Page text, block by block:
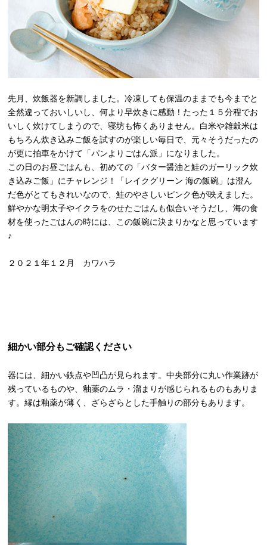
先月、炊飯器を新調しました。冷凍しても保温のままでも今までと
全然違っておいしいし、何より早炊きに感動！たった１５分程でお
いしく炊けてしまうので、寝坊も怖くありません。白米や雑穀米は
もちろん炊き込みご飯を試すのが楽しい毎日で、元々そうだったの
が更に拍車をかけて「パンよりごはん派」になりました。
この日のお昼ごはんも、初めての「バター醤油と鮭のガーリック炊
き込みご飯」にチャレンジ！「レイクグリーン 海の飯碗」は澄ん
だ色がとてもきれいなので、鮭のやさしいピンク色が映えました。
鮮やかな明太子やイクラをのせたごはんも似合いそうだし、海の食
材を使ったごはんの時には、この飯碗に決まりかなと思っています
♪
２０２１年１２月 カワハラ
細かい部分もご確認ください
器には、細かい鉄点や凹凸が見られます。中央部分に丸い作業跡が
残っているものや、釉薬のムラ・溜まりが感じられるものもありま
す。縁は釉薬が薄く、ざらざらとした手触りの部分もあります。